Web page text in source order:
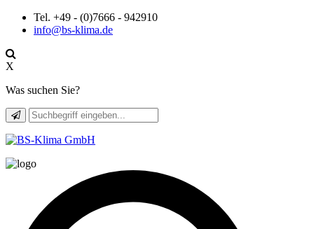
Tel. +49 - (0)7666 - 942910
info@bs-klima.de
X
Was suchen Sie?